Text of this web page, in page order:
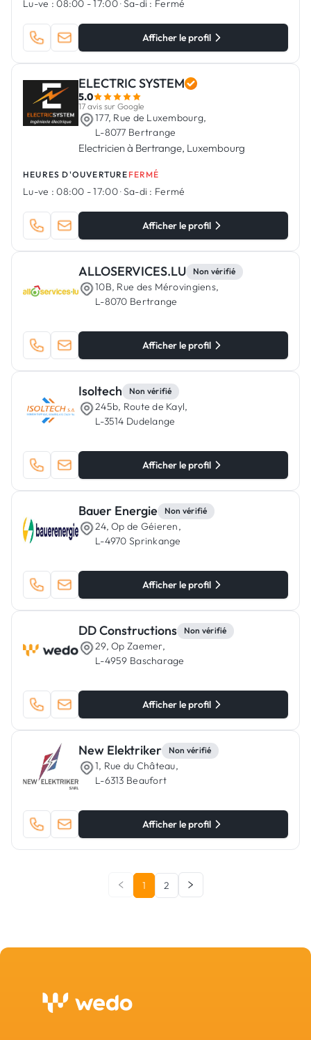
Lu-ve : 08:00 - 17:00·Sa-di : Fermé
Afficher le profil
ELECTRIC SYSTEM
5.0
17 avis sur Google
177, Rue de Luxembourg,
L-8077 Bertrange
Electricien à Bertrange, Luxembourg
HEURES D'OUVERTURE FERMÉ
Lu-ve : 08:00 - 17:00·Sa-di : Fermé
Afficher le profil
ALLOSERVICES.LU Non vérifié
10B, Rue des Mérovingiens,
L-8070 Bertrange
Afficher le profil
Isoltech Non vérifié
245b, Route de Kayl,
L-3514 Dudelange
Afficher le profil
Bauer Energie Non vérifié
24, Op de Géieren,
L-4970 Sprinkange
Afficher le profil
DD Constructions Non vérifié
29, Op Zaemer,
L-4959 Bascharage
Afficher le profil
New Elektriker Non vérifié
1, Rue du Château,
L-6313 Beaufort
Afficher le profil
1 2